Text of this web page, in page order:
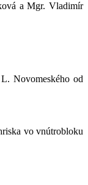
a Mgr. Vladimír
Novomeského od
vo vnútrobloku